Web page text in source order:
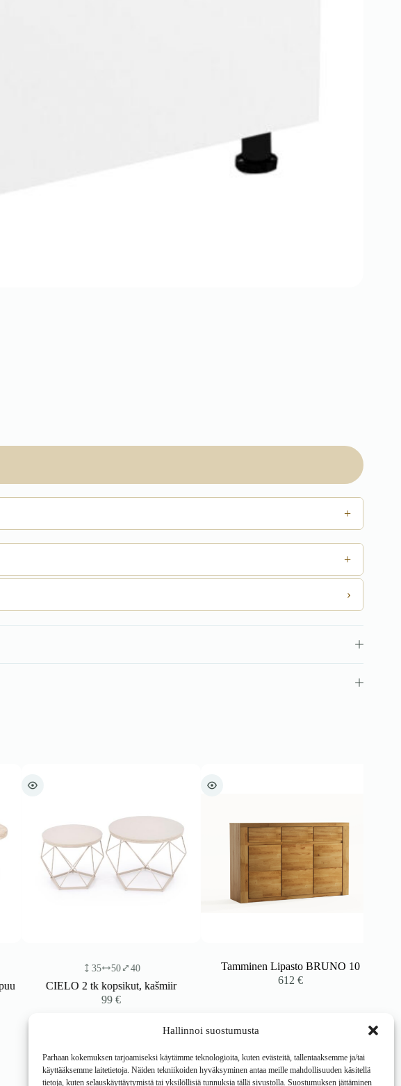
Hallinnoi suostumusta
Parhaan kokemuksen tarjoamiseksi käytämme teknologioita, kuten evästeitä, tallentaaksemme ja/tai
käyttääksemme laitetietoja. Näiden tekniikoiden hyväksyminen antaa meille mahdollisuuden käsitellä
tietoja, kuten selauskäyttäytymistä tai yksilöllisiä tunnuksia tällä sivustolla. Suostumuksen jättäminen
+
+
›
35 50 40
CIELO 2 tk kopsikut, kašmiir
€
Tamminen Lipasto BRUNO 10
612€